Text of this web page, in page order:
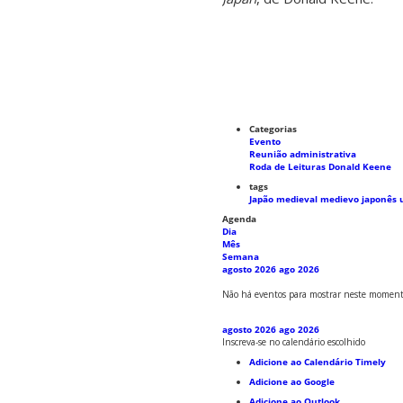
Categorias
Evento
Reunião administrativa
Roda de Leituras Donald Keene
tags
Japão medieval medievo japonês
Agenda
Dia
Mês
Semana
agosto 2026 ago 2026
Não há eventos para mostrar neste
agosto 2026 ago 2026
Inscreva-se no calendário escolhido
Adicione ao Calendário Timely
Adicione ao Google